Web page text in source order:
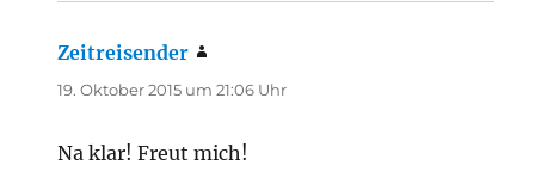
Zeitreisender
19. Oktober 2015 um 21:06 Uhr
Na klar! Freut mich!